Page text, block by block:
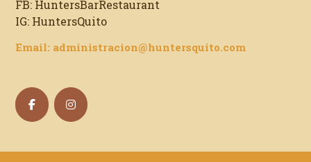
FB: HuntersBarRestaurant
IG: HuntersQuito
Email: administracion@huntersquito.com